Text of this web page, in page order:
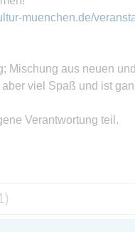
muenchen.de/
Mischung aus neuen
viel Spaß und ist
Verantwortung teil.